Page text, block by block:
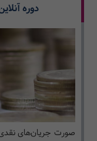
دوره
صورت جریان‌های